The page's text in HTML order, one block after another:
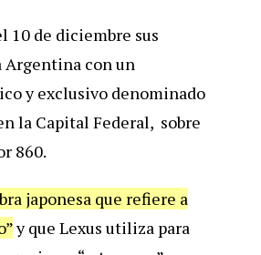
10 de diciembre sus
Argentina con un
y exclusivo denominado
la Capital Federal, sobre
860.
japonesa que refiere a
y que Lexus utiliza para